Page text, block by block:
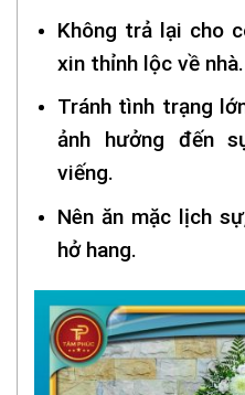
Không trả lại cho
xin thỉnh lộc về nhà.
Tránh tình trạng
ảnh hưởng đến
viếng.
Nên ăn mặc lịch
hở hang.